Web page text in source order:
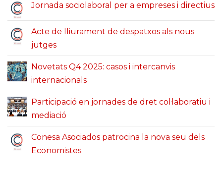
Jornada sociolaboral per a empreses i directius
Acte de lliurament de despatxos als nous
jutges
Novetats Q4 2025: casos i intercanvis
internacionals
Participació en jornades de dret col·laboratiu i
mediació
Conesa Asociados patrocina la nova seu dels
Economistes